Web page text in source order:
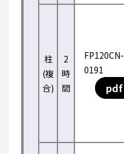
柱
(複
合)
2
時
間
FP120CN-
0191
pdf